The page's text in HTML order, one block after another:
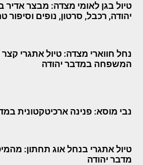
טיול בגן לאומי מצדה: מבצר אדיר
יהודה, רכבל, סרטון, נופים וסיפור
נחל חווארי מצדה: טיול אתגרי
המשפחה במדבר יהודה
נבי מוסא: פנינה ארכיטקטונית
טיול אתגרי בנחל אוג תחתון:
מדבר יהודה